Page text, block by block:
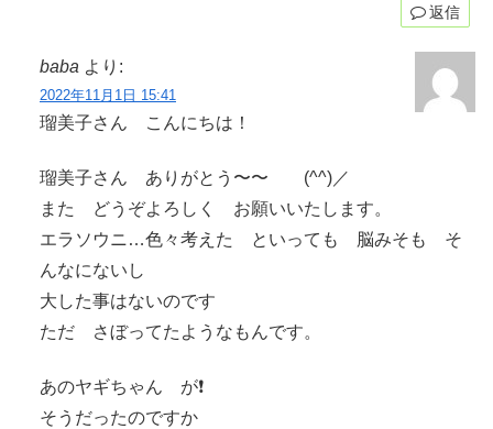
返信
baba より:
2022年11月1日 15:41
瑠美子さん こんにちは！
瑠美子さん ありがとう〜〜 (^^)／
また どうぞよろしく お願いいたします。
エラソウニ…色々考えた といっても 脳みそも そ
んなにないし
大した事はないのです
ただ さぼってたようなもんです。
あのヤギちゃん が❗️
そうだったのですか